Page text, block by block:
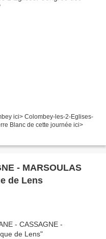
ici> Colombey-les-2-Eglises-
Blanc de cette journée ici>
- MARSOULAS
de Lens